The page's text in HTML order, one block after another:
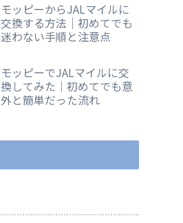
モッピーからJALマイルに
交換する方法｜初めてでも
迷わない手順と注意点
モッピーでJALマイルに交
換してみた｜初めてでも意
外と簡単だった流れ